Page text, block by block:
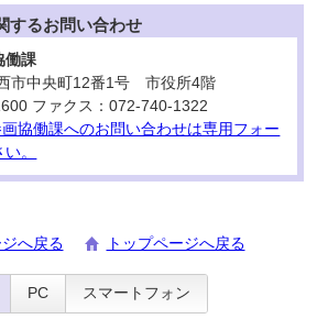
するお問い合わせ
働課
市中央町12番1号 市役所4階
ファクス：072-740-1322
協働課へのお問い合わせは専用フォー
。
へ戻る トップページへ戻る
PC スマートフォン